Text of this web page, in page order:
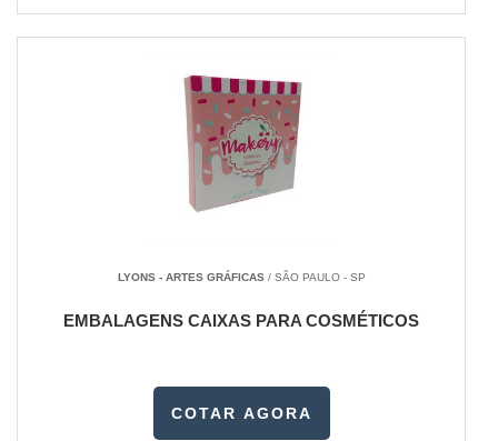
LYONS - ARTES GRÁFICAS/ SÃO PAULO - SP
EMBALAGENS CAIXAS PARA COSMÉTICOS
COTAR AGORA